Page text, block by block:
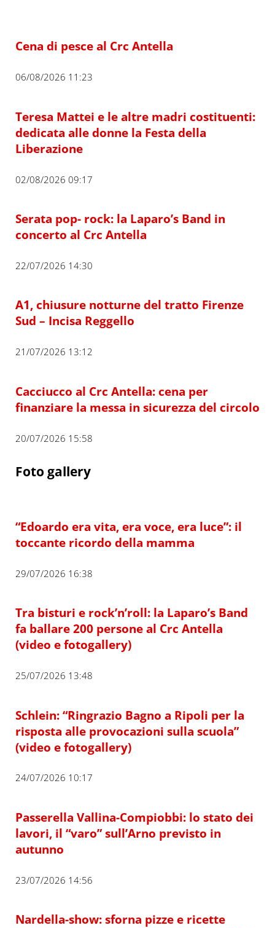
Cena di pesce al Crc Antella
06/08/2026 11:23
Teresa Mattei e le altre madri costituenti:
dedicata alle donne la Festa della
Liberazione
02/08/2026 09:17
Serata pop- rock: la Laparo’s Band in
concerto al Crc Antella
22/07/2026 14:30
A1, chiusure notturne del tratto Firenze
Sud – Incisa Reggello
21/07/2026 13:12
Cacciucco al Crc Antella: cena per
finanziare la messa in sicurezza del circolo
20/07/2026 15:58
Foto gallery
“Edoardo era vita, era voce, era luce”: il
toccante ricordo della mamma
29/07/2026 16:38
Tra bisturi e rock’n’roll: la Laparo’s Band
fa ballare 200 persone al Crc Antella
(video e fotogallery)
25/07/2026 13:48
Schlein: “Ringrazio Bagno a Ripoli per la
risposta alle provocazioni sulla scuola”
(video e fotogallery)
24/07/2026 10:17
Passerella Vallina-Compiobbi: lo stato dei
lavori, il “varo” sull’Arno previsto in
autunno
23/07/2026 14:56
Nardella-show: sforna pizze e ricette